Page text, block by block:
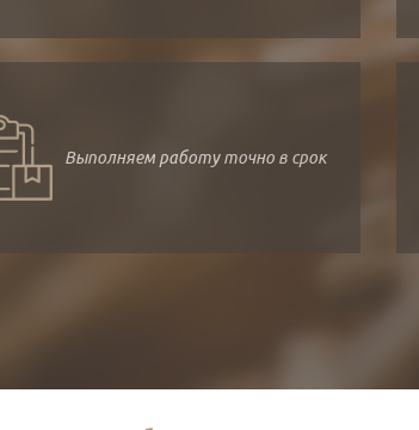
Выполняем работу точно в срок